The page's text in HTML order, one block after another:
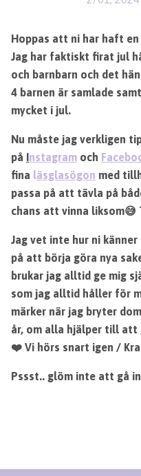
Hoppas att ni har haft
Jag har faktiskt firat jul
och barnbarn och det
4 barnen är samlade
mycket i jul.
Nu måste jag verkligen
på Instagram och
fina läsglasögon med
passa på att tävla på
chans att vinna liksom😅
Jag vet inte hur ni
på att börja göra nya
brukar jag alltid ge mig
som jag alltid håller för
märker när jag bryter
år, om alla hjälper till att
❤️ Vi hörs snart igen /
Pssst.. glöm inte att gå